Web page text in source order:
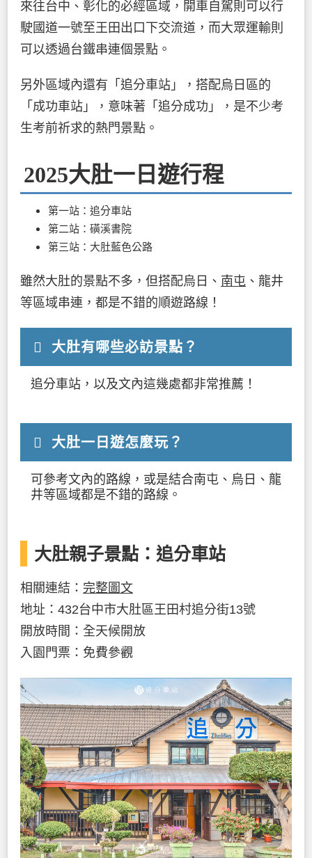
來往台中、彰化的必經區域，開車自駕則可以行
駛國道一號至王田出口下交流道，而大眾運輸則
可以透過台鐵串連個景點。
另外區域內還有「追分車站」，搭配烏日區的
「成功車站」，意味著「追分成功」，是不少考
生考前祈求的熱門景點。
2025大肚一日遊行程
第一站：追分車站
第二站：磺溪書院
第三站：大肚藍色公路
雖然大肚的景點不多，但搭配烏日、 南屯 、龍井
等區域串連，都是不錯的順遊路線！
大肚有哪些必訪景點？
追分車站，以及文內這幾處都非常推薦！
大肚一日遊怎麼玩？
可參考文內的路線，或是結合南屯、烏日、龍
井等區域都是不錯的路線。
大肚親子景點：追分車站
相關連結： 完整圖文
地址：432台中市大肚區王田村追分街13號
開放時間：全天候開放
入園門票：免費參觀